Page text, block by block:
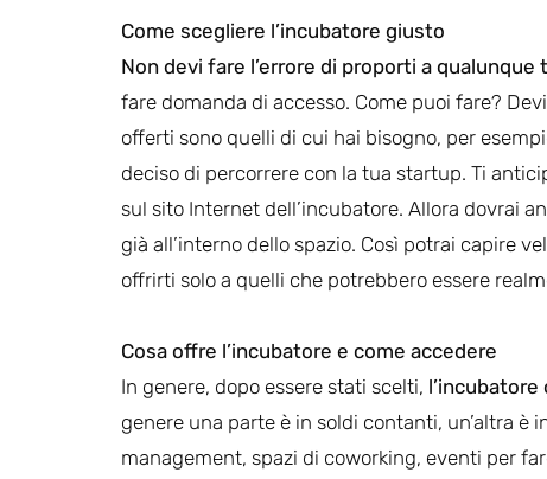
Come scegliere l’incubatore giusto
Non devi fare l’errore di proporti a qualunque
fare domanda di accesso. Come puoi fare?
offerti sono quelli di cui hai bisogno, per
deciso di percorrere con la tua startup. Ti
sul sito Internet dell’incubatore. Allora dovrai
già all’interno dello spazio. Così potrai capire
offrirti solo a quelli che potrebbero essere
Cosa offre l’incubatore e come accedere
In genere, dopo essere stati scelti,
genere una parte è in soldi contanti, un’altra è
management, spazi di coworking, eventi per